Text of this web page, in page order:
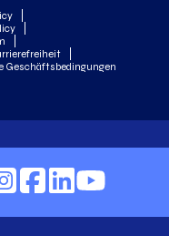
Geschäftsbedingungen